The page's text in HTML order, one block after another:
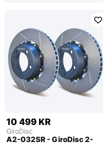
10 499 KR
GiroDisc
A2-032SR - GiroDisc 2-